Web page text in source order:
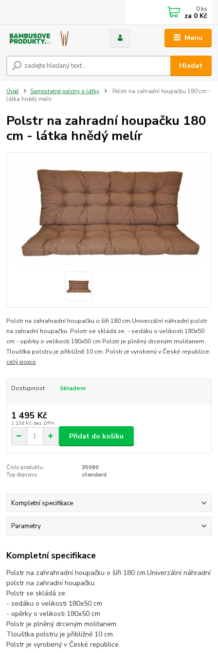
Menu
Hledat
0 ks
za 0 Kč
Úvod Samostatné polstry a látky
Polstr na zahradní houpačku 180 cm -
látka hnědý melír
Polstr na zahradní houpačku 180
cm - látka hnědý melír
Polstr na zahrahradní houpačku o šíři 180 cm.Univerzální náhradní polstr
na zahradní houpačku. Polstr se skládá ze: - sedáku o velikosti 180x50
cm - opěrky o velikosti 180x50 cm Polstr je plněný drceným molitanem.
Tloušťka polstru je přibližně 10 cm. Polstr je vyrobený v České republice.
celý popis
Dostupnost Skladem
1 495 Kč
1 236 Kč bez DPH
Přidat do košíku
Číslo produktu:
35060
Typ dopravy:
standard
Kompletní specifikace
Parametry
Kompletní specifikace
Polstr na zahrahradní houpačku o šíři 180 cm.Univerzální náhradní
polstr na zahradní houpačku.
Polstr se skládá ze:
- sedáku o velikosti 180x50 cm
- opěrky o velikosti 180x50 cm
Polstr je plněný drceným molitanem.
Tloušťka polstru je přibližně 10 cm.
Polstr je vyrobený v České republice.